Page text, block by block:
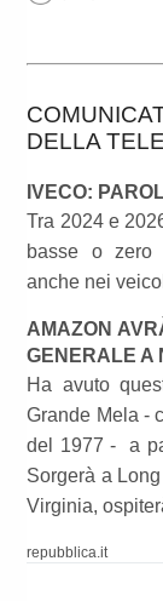
DELLA
IVECO:
Tra 2024 e
basse o zero
anche nei
AMAZON
GENERALE A
Ha avuto
Grande Mela -
del 1977 - a
Sorgerà a
Virginia,
repubblica.it